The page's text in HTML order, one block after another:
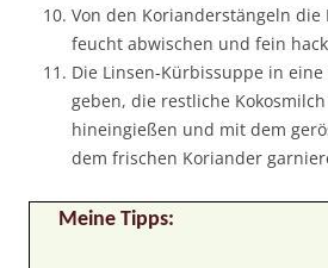
Von den Korianderstängeln
feucht abwischen und fein
Die Linsen-Kürbissuppe in
geben, die restliche
hineingießen und mit dem
dem frischen Koriander
Meine Tipps: